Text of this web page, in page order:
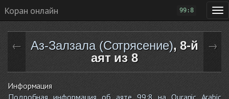
Коран онлайн 99:8
← Аз-Залзала (Сотрясение), 8-й
аят из 8
→
Информация
Подробная информация об аяте 99:8 на Quranic Arabic